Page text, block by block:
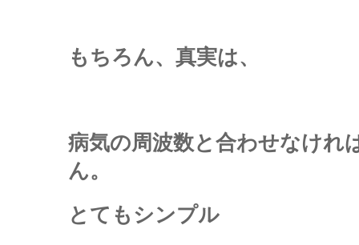
もちろん、真実は、
病気の周波数と合わせなけれ
ん。
とてもシンプル